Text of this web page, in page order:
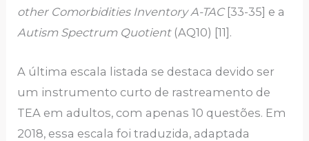
other Comorbidities Inventory A-TAC [33-35] e a
Autism Spectrum Quotient (AQ10) [11].
A última escala listada se destaca devido ser
um instrumento curto de rastreamento de
TEA em adultos, com apenas 10 questões. Em
2018, essa escala foi traduzida, adaptada